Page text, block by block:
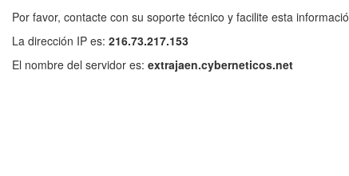
Por favor, contacte con su soporte técnico y facilite esta
La dirección IP es: 216.73.217.153
El nombre del servidor es: extrajaen.cyberneticos.net